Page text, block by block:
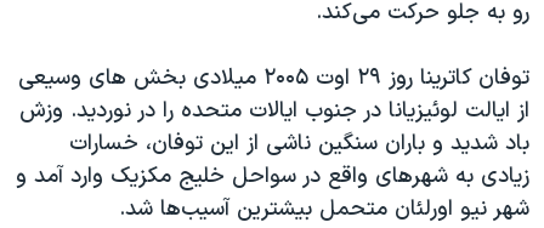
چهل سال گروگان‌گیری
اعتراضات مردمی آبان ۹۸
اسرائیل در جنگ
نرگس محمدی برنده جایزه نوبل صلح
رو به جلو حرکت می‌کند.
توفان کاترینا روز ۲۹ اوت ۲۰۰۵ میلادی بخش های وسیعی
از ایالت لوئیزیانا در جنوب ایالات متحده را در نوردید. وزش
باد شدید و باران سنگین ناشی از این توفان، خسارات
زیادی به شهرهای واقع در سواحل خلیج مکزیک وارد آمد و
شهر نیو اورلئان متحمل بیشترین آسیب‌ها شد.